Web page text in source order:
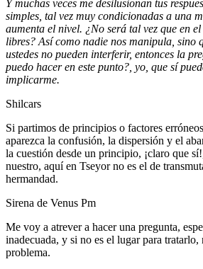
Y muchas veces me desilusionan tus
simples, tal vez muy condicionadas a una
aumenta el nivel. ¿No será tal vez que en
libres? Así como nadie nos manipula, sino
ustedes no pueden interferir, entonces la
puedo hacer en este punto?, yo, que sí
implicarme.
Shilcars
Si partimos de principios o factores
aparezca la confusión, la dispersión y el
la cuestión desde un principio, ¡claro que
nuestro, aquí en Tseyor no es el de
hermandad.
Sirena de Venus Pm
Me voy a atrever a hacer una pregunta,
inadecuada, y si no es el lugar para
problema.